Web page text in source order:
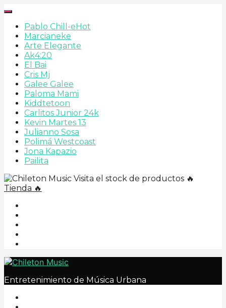
Pablo Chill-eHot
Marcianeke
Arte Elegante
Ak4:20
El Bai
Cris Mj
Galee Galee
Paloma Mami
Kiddtetoon
Carlitos Junior 24k
Kevin Martes 13
Julianno Sosa
Polimá Westcoast
Jona Kapazio
Pailita
Visita el stock de productos 🔥
Tienda 🔥
Entretenimiento de Música Urbana